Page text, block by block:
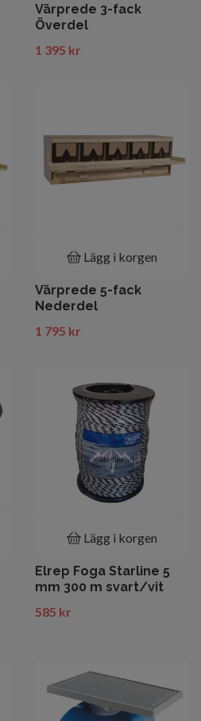
Värprede 3-fack
Överdel
1 395 kr
Lägg i korgen
Värprede 5-fack
Nederdel
1 795 kr
Lägg i korgen
Elrep Foga Starline 5
mm 300 m svart/vit
585 kr